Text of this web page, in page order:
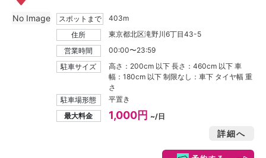
スポットまで
403m
住所
東京都北区滝野川6丁目43-5
営業時間
00:00〜23:59
駐車サイズ
高さ：200cm 以下 長さ：460cm 以下 車
幅：180cm 以下 制限なし：車下 タイヤ幅 重
さ
駐車場形態
平置き
最大料金
1,000円 ~/日
詳細へ
No Image